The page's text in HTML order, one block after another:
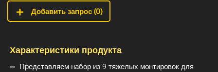
Добавить запрос (0)
Характеристики продукта
Представляем набор из 9 тяжелых монтировок для